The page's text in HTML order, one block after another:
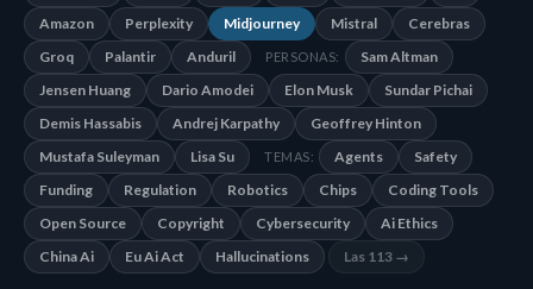
Amazon
Perplexity Midjourney Mistral
Cerebras
Groq
Palantir Anduril PERSONAS:
Sam Altman
Jensen Huang
Dario Amodei Elon Musk
Sundar Pichai
Demis Hassabis
Andrej Karpathy
Geoffrey Hinton
Mustafa Suleyman
Lisa Su TEMAS: Agents
Safety
Funding
Regulation Robotics Chips
Coding Tools
Open Source
Copyright Cybersecurity
Ai Ethics
China Ai
Eu Ai Act Hallucinations Las 113 →